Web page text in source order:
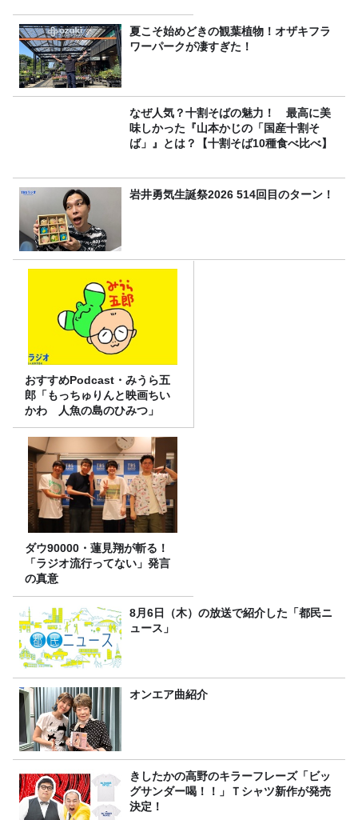
夏こそ始めどきの観葉植物！オザキフラ
ワーパークが凄すぎた！
なぜ人気？十割そばの魅力！ 最高に美
味しかった『山本かじの「国産十割そ
ば」』とは？【十割そば10種食べ比べ】
岩井勇気生誕祭2026 514回目のターン！
おすすめPodcast・みうら五
郎「もっちゅりんと映画ちい
かわ 人魚の島のひみつ」
ダウ90000・蓮見翔が斬る！
「ラジオ流行ってない」発言
の真意
8月6日（木）の放送で紹介した「都民ニ
ュース」
オンエア曲紹介
きしたかの高野のキラーフレーズ「ビッ
グサンダー喝！！」Ｔシャツ新作が発売
決定！